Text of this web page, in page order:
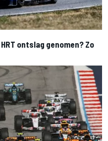
ontslag genomen? Zo